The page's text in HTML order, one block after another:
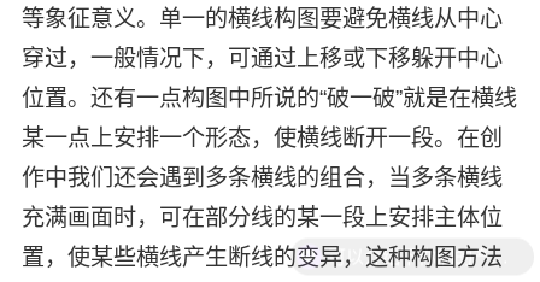
等象征意义。单一的横线构图要避免横线从中心
穿过，一般情况下，可通过上移或下移躲开中心
位置。还有一点构图中所说的“破一破”就是在横线
某一点上安排一个形态，使横线断开一段。在创
作中我们还会遇到多条横线的组合，当多条横线
充满画面时，可在部分线的某一段上安排主体位
置，使某些横线产生断线的变异，这种构图方法